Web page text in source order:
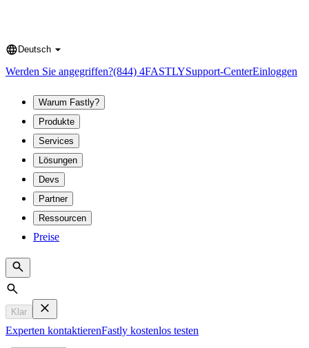
Language
Deutsch
Werden Sie angegriffen?(844) 4FASTLYSupport-CenterEinloggen
Warum Fastly?
Produkte
Services
Lösungen
Devs
Partner
Ressourcen
Preise
Search
Klar
Experten kontaktierenFastly kostenlos testen